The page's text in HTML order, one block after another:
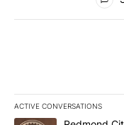
ACTIVE CONVERSATIONS
The following is a list